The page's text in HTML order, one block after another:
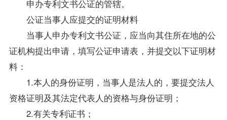
申办专利文书公证的管辖。
公证当事人应提交的证明材料
当事人申办专利文书公证，应当向其住所在地的公
证机构提出申请，填写公证申请表，并提交以下证明材
料：
1.本人的身份证明，当事人是法人的，要提交法人
资格证明及其法定代表人的资格与身份证明；
2.有关专利证书；